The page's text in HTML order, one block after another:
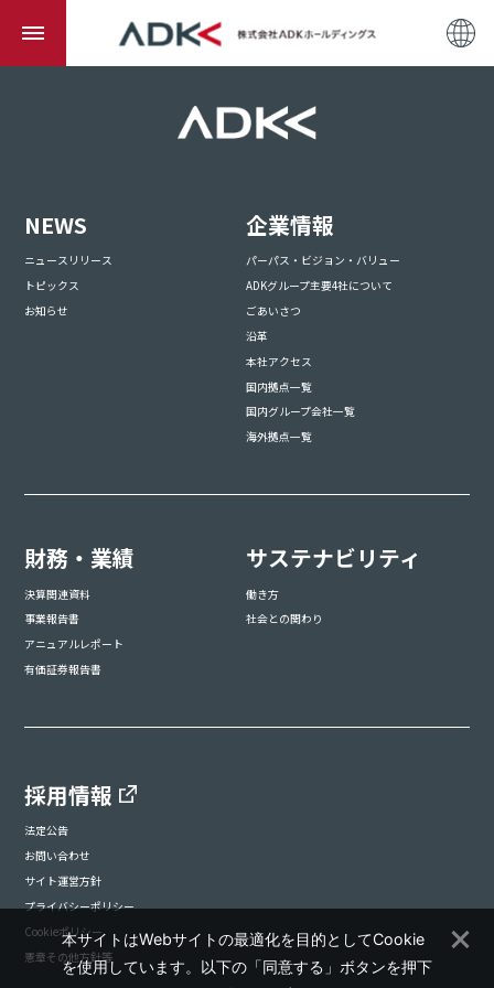
NEWS
ニュースリリース
トピックス
お知らせ
企業情報
パーパス・ビジョン・バリュー
ADKグループ主要4社について
ごあいさつ
沿革
本社アクセス
国内拠点一覧
国内グループ会社一覧
海外拠点一覧
財務・業績
決算関連資料
事業報告書
アニュアルレポート
有価証券報告書
サステナビリティ
働き方
社会との関わり
採用情報
法定公告
お問い合わせ
サイト運営方針
プライバシーポリシー
Cookieポリシー
憲章その他方針等
本サイトはWebサイトの最適化を目的としてCookie
を使用しています。以下の「同意する」ボタンを押下